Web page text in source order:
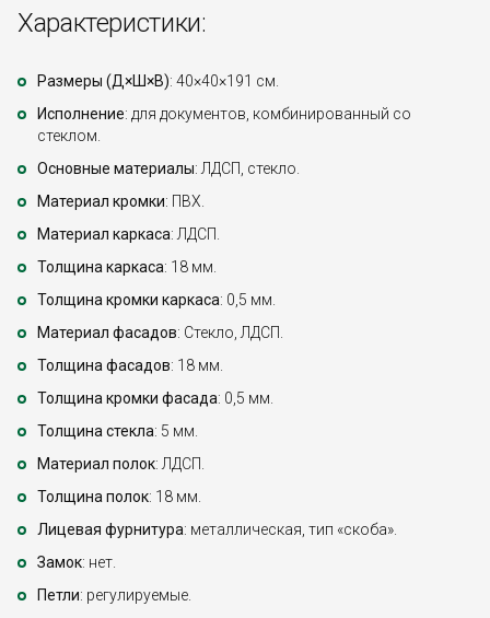
Характеристики:
Размеры (Д×Ш×В): 40×40×191 см.
Исполнение: для документов, комбинированный со
стеклом.
Основные материалы: ЛДСП, стекло.
Материал кромки: ПВХ.
Материал каркаса: ЛДСП.
Толщина каркаса: 18 мм.
Толщина кромки каркаса: 0,5 мм.
Материал фасадов: Стекло, ЛДСП.
Толщина фасадов: 18 мм.
Толщина кромки фасада: 0,5 мм.
Толщина стекла: 5 мм.
Материал полок: ЛДСП.
Толщина полок: 18 мм.
Лицевая фурнитура: металлическая, тип «скоба».
Замок: нет.
Петли: регулируемые.